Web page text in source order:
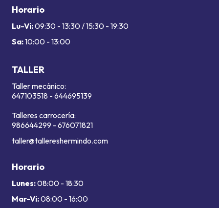
Horario
Lu-Vi:09:30 - 13:30 / 15:30 - 19:30
Sa:10:00 - 13:00
TALLER
Taller mecánico:
647103518 - 644695139
Talleres carrocería:
986644299 - 676071821
taller@tallereshermindo.com
Horario
Lunes:08:00 - 18:30
Mar-Vi:08:00 - 16:00